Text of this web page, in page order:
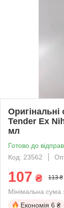
Оригінальні
Tender Ex
мл
Готово до
Код: 23562
107 ₴ 113 ₴
Мінімальна
Економія 6 ₴